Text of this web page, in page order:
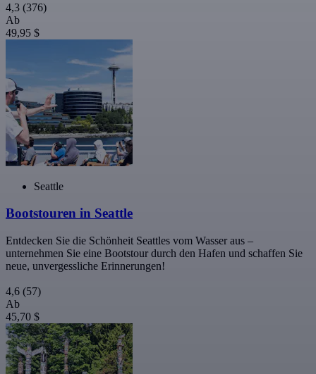
4,3 (376)
Ab
49,95 $
Seattle
Bootstouren in Seattle
Entdecken Sie die Schönheit Seattles vom Wasser aus –
unternehmen Sie eine Bootstour durch den Hafen und schaffen Sie
neue, unvergessliche Erinnerungen!
4,6 (57)
Ab
45,70 $